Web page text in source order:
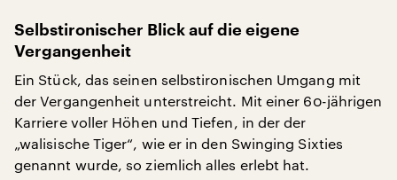
Selbstironischer Blick auf die eigene
Vergangenheit
Ein Stück, das seinen selbstironischen Umgang mit
der Vergangenheit unterstreicht. Mit einer 60-jährigen
Karriere voller Höhen und Tiefen, in der der
„walisische Tiger“, wie er in den Swinging Sixties
genannt wurde, so ziemlich alles erlebt hat.